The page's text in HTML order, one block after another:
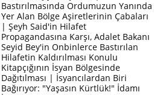
Bastırılmasında Ordumuzun Yanında
Yer Alan Bölge Aşiretlerinin Çabaları
| Şeyh Said'in Hilafet
Propagandasına Karşı, Adalet Bakanı
Seyid Bey'in Onbinlerce Bastırılan
Hilafetin Kaldırılması Konulu
Kitapçığının İsyan Bölgesinde
Dağıtılması | İsyancılardan Biri
Bağırıyor: "Yaşasın Kürtlük!" İdamı